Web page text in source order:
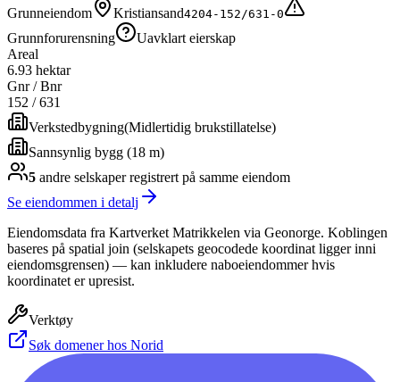
Grunneiendom
Kristiansand4204-152/631-0
Grunnforurensning
Uavklart eierskap
Areal
6.93 hektar
Gnr / Bnr
152 /631
Verkstedbygning(Midlertidig brukstillatelse)
Sannsynlig bygg (18 m)
5 andre selskaperregistrert på samme eiendom
Se eiendommen i detalj
Eiendomsdata fra Kartverket Matrikkelen via Geonorge. Koblingen
baseres på spatial join (selskapets geocodede koordinat ligger inni
eiendomsgrensen) — kan inkludere naboeiendommer hvis
koordinatet er upresist.
Verktøy
Søk domener hos Norid